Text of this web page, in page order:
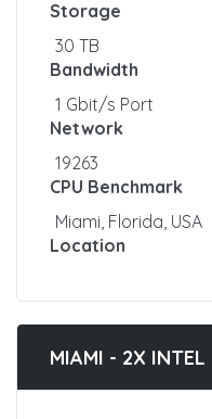
Storage
30 TB
Bandwidth
1 Gbit/s Port
Network
19263
CPU Benchmark
Miami, Florida, USA
Location
MIAMI - 2X INTEL